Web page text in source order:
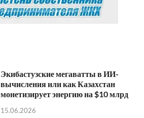
Экибастузские мегаватты в ИИ-
вычисления или как Казахстан
монетизирует энергию на $10 млрд
15.06.2026